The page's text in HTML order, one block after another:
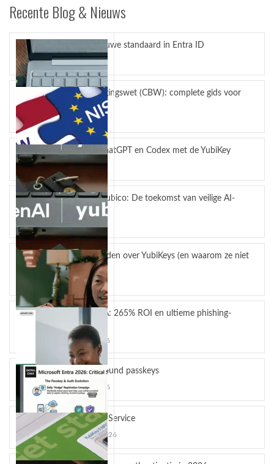
Recente Blog & Nieuws
Passkeys nieuwe standaard in Entra ID
juli 27, 2026
Cyberbeveiligingswet (CBW): complete gids voor
bedrijven
juli 23, 2026
Bescherm ChatGPT en Codex met de YubiKey
juli 14, 2026
OpenAI en Yubico: De toekomst van veilige AI-
workflows
mei 4, 2026
5 misverstanden over YubiKeys (en waarom ze niet
kloppen)
april 13, 2026
YubiKey MFA: 265% ROI en ultieme phishing-
bescherming
maart 24, 2026
Hardware-bound passkeys
maart 10, 2026
YubiKey as a Service
februari 12, 2026
OpenAI en Yubico: De toekomst van veilige AI-
OpenAI en Yubico zijn een strategisch
partnerschap...